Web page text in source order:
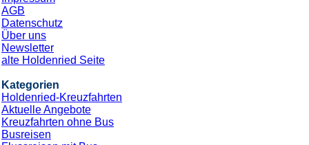
AGB
Datenschutz
Über uns
Newsletter
alte Holdenried Seite
Kategorien
Holdenried-Kreuzfahrten
Aktuelle Angebote
Kreuzfahrten ohne Bus
Busreisen